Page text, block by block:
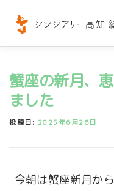
テ
蟹座の新月、
ました
投稿日: 2025年6月26日
今朝は蟹座新月か